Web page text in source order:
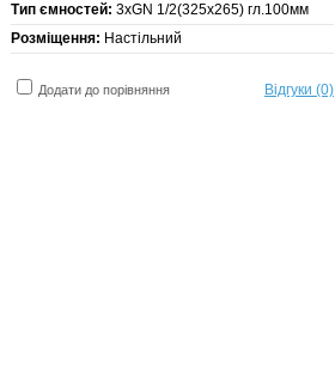
Тип ємностей: 3хGN 1/2(325х265) гл.100мм
Розміщення: Настільний
Додати до порівняння Відгуки (0)